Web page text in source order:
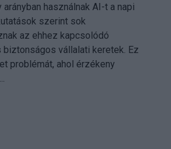
használnak AI-t a napi
szerint sok
az ehhez kapcsolódó
vállalati keretek. Ez
problémát, ahol érzékeny